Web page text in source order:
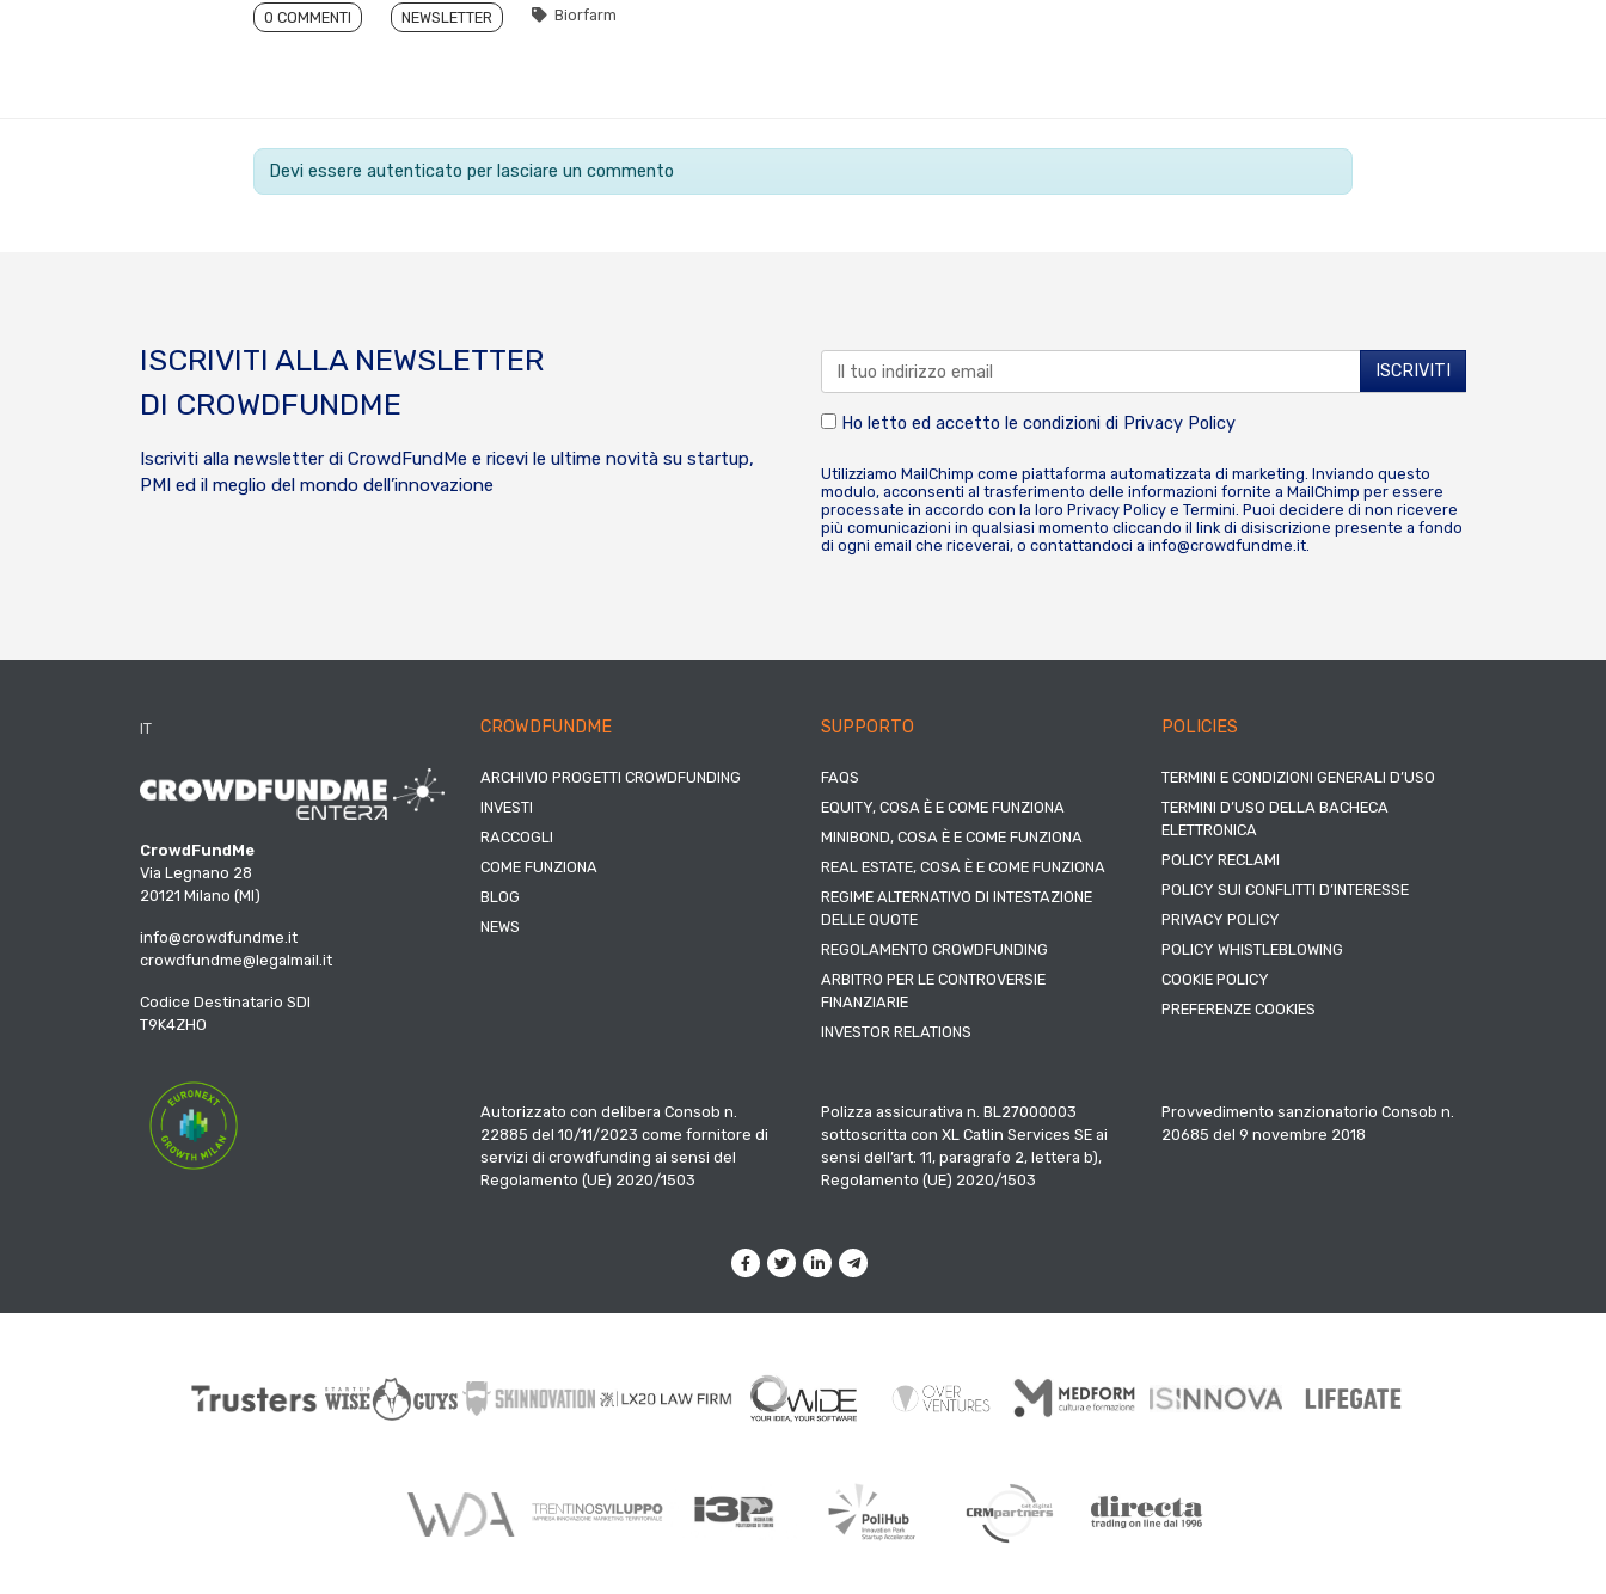
0 COMMENTI NEWSLETTER Biorfarm
Devi essere autenticato per lasciare un commento
ISCRIVITI ALLA NEWSLETTER
DI CROWDFUNDME
Iscriviti alla newsletter di CrowdFundMe e ricevi le ultime novità su startup,
PMI ed il meglio del mondo dell’innovazione
Ho letto ed accetto le condizioni di Privacy Policy
Utilizziamo MailChimp come piattaforma automatizzata di marketing. Inviando questo
modulo, acconsenti al trasferimento delle informazioni fornite a MailChimp per essere
processate in accordo con la loro Privacy Policy e Termini . Puoi decidere di non ricevere
più comunicazioni in qualsiasi momento cliccando il link di disiscrizione presente a fondo
di ogni email che riceverai, o contattandoci a info@crowdfundme.it
IT
CrowdFundMe
Via Legnano 28
20121 Milano (MI)
info@crowdfundme.it
crowdfundme@legalmail.it
Codice Destinatario SDI
T9K4ZHO
CROWDFUNDME
ARCHIVIO PROGETTI CROWDFUNDING
INVESTI
RACCOGLI
COME FUNZIONA
BLOG
NEWS
SUPPORTO
FAQS
EQUITY, COSA È E COME FUNZIONA
MINIBOND, COSA È E COME FUNZIONA
REAL ESTATE, COSA È E COME FUNZIONA
REGIME ALTERNATIVO DI INTESTAZIONE
DELLE QUOTE
REGOLAMENTO CROWDFUNDING
ARBITRO PER LE CONTROVERSIE
FINANZIARIE
INVESTOR RELATIONS
POLICIES
TERMINI E CONDIZIONI GENERALI D’USO
TERMINI D’USO DELLA BACHECA
ELETTRONICA
POLICY RECLAMI
POLICY SUI CONFLITTI D’INTERESSE
PRIVACY POLICY
POLICY WHISTLEBLOWING
COOKIE POLICY
PREFERENZE COOKIES
Autorizzato con delibera Consob n.
22885 del 10/11/2023 come fornitore di
servizi di crowdfunding ai sensi del
Regolamento (UE) 2020/1503
Polizza assicurativa n. BL27000003
sottoscritta con XL Catlin Services SE ai
sensi dell’art. 11, paragrafo 2, lettera b),
Regolamento (UE) 2020/1503
Provvedimento sanzionatorio Consob n.
20685 del 9 novembre 2018